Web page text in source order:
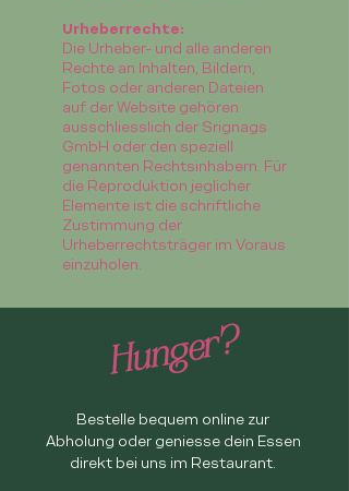
Urheberrechte:
Die Urheber- und alle anderen
Rechte an Inhalten, Bildern,
Fotos oder anderen Dateien
auf der Website gehören
ausschliesslich der Srignags
GmbH oder den speziell
genannten Rechtsinhabern. Für
die Reproduktion jeglicher
Elemente ist die schriftliche
Zustimmung der
Urheberrechtsträger im Voraus
einzuholen.
Hunger?
Bestelle bequem online zur
Abholung oder geniesse dein Essen
direkt bei uns im Restaurant.